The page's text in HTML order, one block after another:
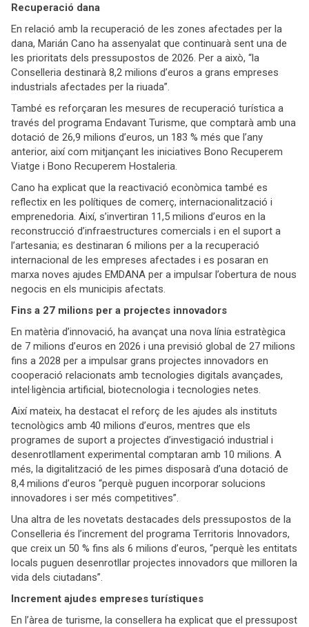
Recuperació dana
En relació amb la recuperació de les zones afectades per la
dana, Marián Cano ha assenyalat que continuarà sent una de
les prioritats dels pressupostos de 2026. Per a això, “la
Conselleria destinarà 8,2 milions d’euros a grans empreses
industrials afectades per la riuada”.
També es reforçaran les mesures de recuperació turística a
través del programa Endavant Turisme, que comptarà amb una
dotació de 26,9 milions d’euros, un 183 % més que l’any
anterior, així com mitjançant les iniciatives Bono Recuperem
Viatge i Bono Recuperem Hostaleria.
Cano ha explicat que la reactivació econòmica també es
reflectix en les polítiques de comerç, internacionalització i
emprenedoria. Així, s’invertiran 11,5 milions d’euros en la
reconstrucció d’infraestructures comercials i en el suport a
l’artesania; es destinaran 6 milions per a la recuperació
internacional de les empreses afectades i es posaran en
marxa noves ajudes EMDANA per a impulsar l’obertura de nous
negocis en els municipis afectats.
Fins a 27 milions per a projectes innovadors
En matèria d’innovació, ha avançat una nova línia estratègica
de 7 milions d’euros en 2026 i una previsió global de 27 milions
fins a 2028 per a impulsar grans projectes innovadors en
cooperació relacionats amb tecnologies digitals avançades,
intel·ligència artificial, biotecnologia i tecnologies netes.
Així mateix, ha destacat el reforç de les ajudes als instituts
tecnològics amb 40 milions d’euros, mentres que els
programes de suport a projectes d’investigació industrial i
desenrotllament experimental comptaran amb 10 milions. A
més, la digitalització de les pimes disposarà d’una dotació de
8,4 milions d’euros “perquè puguen incorporar solucions
innovadores i ser més competitives”.
Una altra de les novetats destacades dels pressupostos de la
Conselleria és l’increment del programa Territoris Innovadors,
que creix un 50 % fins als 6 milions d’euros, “perquè les entitats
locals puguen desenrotllar projectes innovadors que milloren la
vida dels ciutadans”.
Increment ajudes empreses turístiques
En l’àrea de turisme, la consellera ha explicat que el pressupost